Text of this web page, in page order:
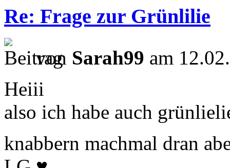
Re: Frage zur Grünlilie
von Sarah99 am
Heiii
also ich habe auch
knabbern machmal dran